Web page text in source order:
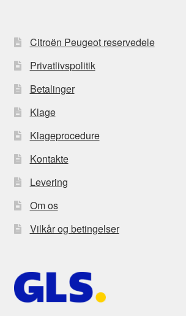
Citroën Peugeot reservedele
Privatlivspolitik
Betalinger
Klage
Klageprocedure
Kontakte
Levering
Om os
Vilkår og betingelser